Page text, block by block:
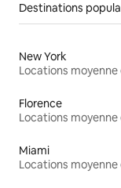
Destinations
New York
Florence
Miami